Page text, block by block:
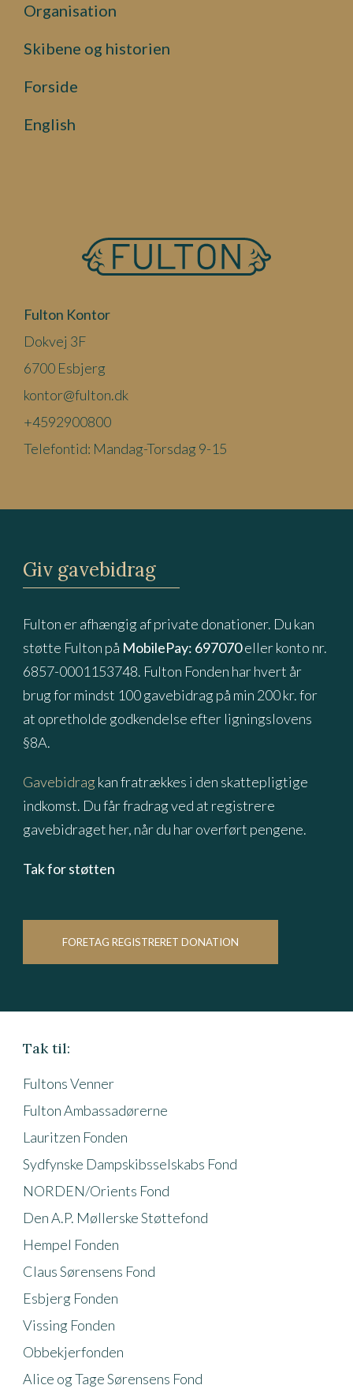
Organisation
Skibene og historien
Forside
English
Fulton Kontor
Dokvej 3F
6700 Esbjerg
kontor@fulton.dk
+4592900800
Telefontid: Mandag-Torsdag 9-15
Giv gavebidrag
Fulton er afhængig af private donationer. Du kan
støtte Fulton på MobilePay: 697070eller konto nr.
6857-0001153748. Fulton Fonden har hvert år
brug for mindst 100 gavebidrag på min 200 kr. for
at opretholde godkendelse efter ligningslovens
§8A.
Gavebidrag kan fratrækkes i den skattepligtige
indkomst. Du får fradrag ved at registrere
gavebidraget her, når du har overført pengene.
Tak for støtten
FORETAG REGISTRERET DONATION
Tak til:
Fultons Venner
Fulton Ambassadørerne
Lauritzen Fonden
Sydfynske Dampskibsselskabs Fond
NORDEN/Orients Fond
Den A.P. Møllerske Støttefond
Hempel Fonden
Claus Sørensens Fond
Esbjerg Fonden
Vissing Fonden
Obbekjerfonden
Alice og Tage Sørensens Fond